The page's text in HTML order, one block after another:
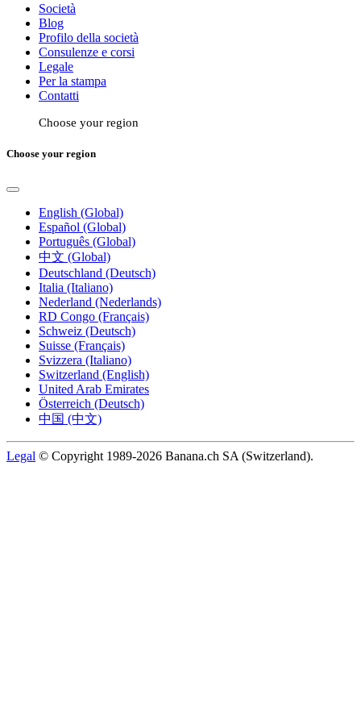
Società
Blog
Profilo della società
Consulenze e corsi
Legale
Per la stampa
Contatti
Choose your region
Choose your region
English (Global)
Español (Global)
Português (Global)
中文 (Global)
Deutschland (Deutsch)
Italia (Italiano)
Nederland (Nederlands)
RD Congo (Français)
Schweiz (Deutsch)
Suisse (Français)
Svizzera (Italiano)
Switzerland (English)
United Arab Emirates
Österreich (Deutsch)
中国 (中文)
Legal © Copyright 1989-2026 Banana.ch SA (Switzerland).